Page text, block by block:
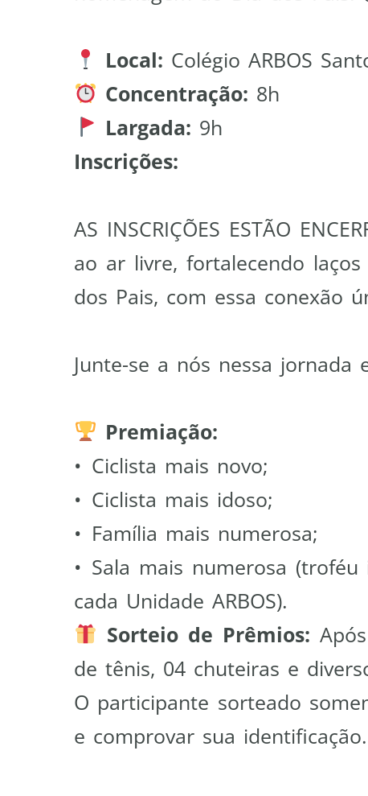
Local: Colégio ARBOS
Concentração: 8h
Largada: 9h
Inscrições:
AS INSCRIÇÕES ESTÃO
ao ar livre, fortalecendo
dos Pais, com essa conexão
Junte-se a nós nessa jornada
Premiação:
• Ciclista mais novo;
• Ciclista mais idoso;
• Família mais numerosa;
• Sala mais numerosa
cada Unidade ARBOS).
Sorteio de Prêmios:
de tênis, 04 chuteiras e
O participante sorteado
e comprovar sua identificação.